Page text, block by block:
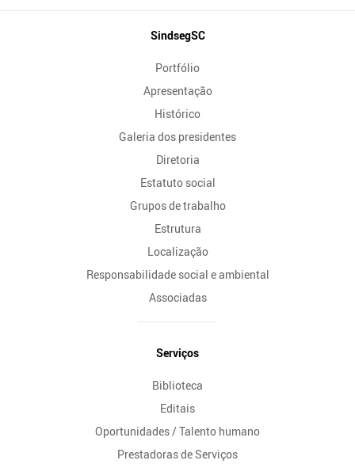
SindsegSC
Portfólio
Apresentação
Histórico
Galeria dos presidentes
Diretoria
Estatuto social
Grupos de trabalho
Estrutura
Localização
Responsabilidade social e ambiental
Associadas
Serviços
Biblioteca
Editais
Oportunidades / Talento humano
Prestadoras de Serviços